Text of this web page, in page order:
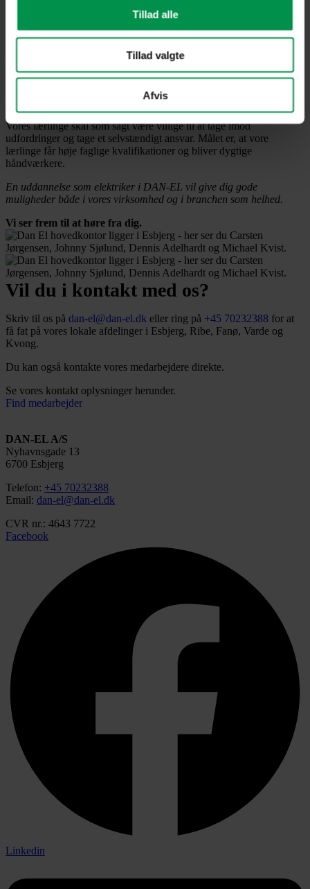
Tillad alle
Tillad valgte
Afvis
Send din ansøgning tildan-el@dan-el.dkmærket“Ansøgning om
Hvis du vil møde personligt op, så sørg for en aftale inden.
Vi stiller krav om, at vores lærlinge indordner sig under
virksomhedens værdier og holdninger og altid ønsker at lære nyt.
Vores lærlinge skal som sagt være villige til at tage imod
udfordringer og tage et selvstændigt ansvar. Målet er, at vore
lærlinge får høje faglige kvalifikationer og bliver dygtige
håndværkere.
En uddannelse som elektriker i DAN-EL vil give dig gode
muligheder både i vores virksomhed og i branchen som helhed.
Vi ser frem til at høre fra dig.
Vil du i kontakt med os?
Skriv til os på dan-el@dan-el.dk eller ring på +45 70232388 for at
få fat på vores lokale afdelinger i Esbjerg, Ribe, Fanø, Varde og
Kvong.
Du kan også kontakte vores medarbejdere direkte.
Se vores kontakt oplysninger herunder.
Find medarbejder
DAN-EL A/S
Nyhavnsgade 13
6700 Esbjerg
Telefon: +45 70232388
Email: dan-el@dan-el.dk
CVR nr.: 4643 7722
Facebook
Linkedin